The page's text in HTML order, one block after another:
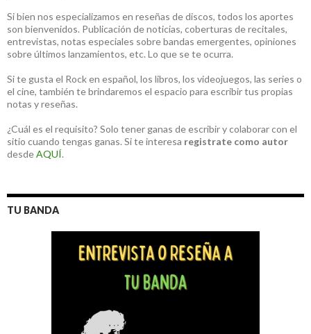
Si bien nos especializamos en reseñas de discos, todos los aportes
son bienvenidos. Publicación de noticias, coberturas de recitales,
entrevistas, notas especiales sobre bandas emergentes, opiniones
sobre últimos lanzamientos, etc. Lo que se te ocurra.
Si te gusta el Rock en español, los libros, los videojuegos, las series o
el cine, también te brindaremos el espacio para escribir tus propias
notas y reseñas.
¿Cuál es el requisito? Solo tener ganas de escribir y colaborar con el
sitio cuando tengas ganas. Si te interesa registrate como autor
desdeAQUÍ.
TU BANDA